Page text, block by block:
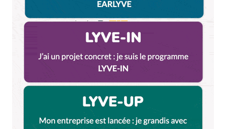
Haha, la guerre des crêpes commence. Je suis
pas breton, ni même du grand Ouest, mais
peace, love and andouille de Guéméné…
Répondre
30 octobre 2014 à 18 h 13 min